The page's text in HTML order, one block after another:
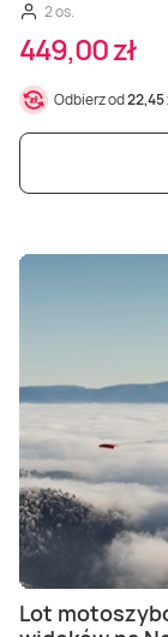
2 os.
449,00 zł
Odbierz od22,45
Lot